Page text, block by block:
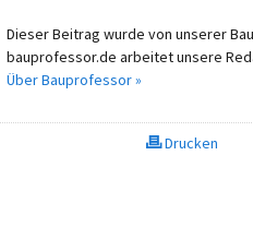
Dieser Beitrag wurde von unserer
bauprofessor.de arbeitet unsere
Über Bauprofessor »
Drucken